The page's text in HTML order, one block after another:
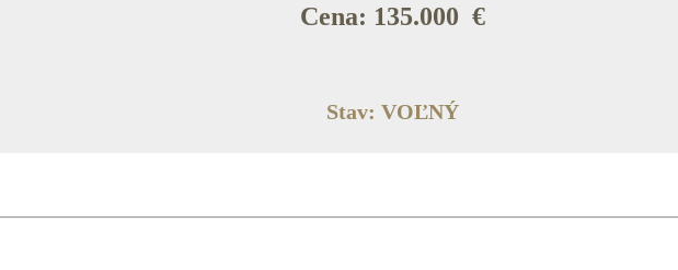
Cena: 135.000 €
Stav: VOĽNÝ